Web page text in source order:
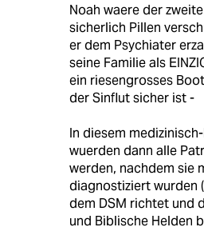
Noah waere der
sicherlich Pillen
er dem Psychiater
seine Familie als
ein riesengrosses
der Sinflut sicher ist -
In diesem
wuerden dann alle
werden, nachdem sie
diagnostiziert wurden
dem DSM richtet und
und Biblische Helden